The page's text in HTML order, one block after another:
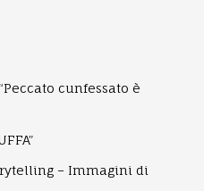
cunfessato è
– Immagini di